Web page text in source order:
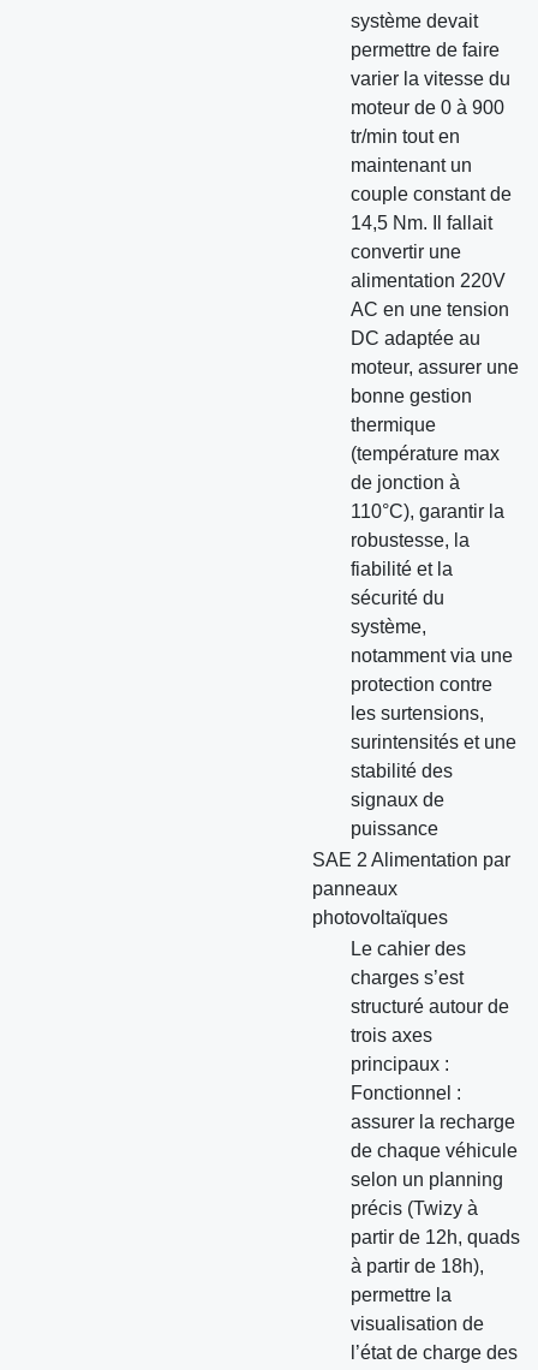
système devait
permettre de faire
varier la vitesse du
moteur de 0 à 900
tr/min tout en
maintenant un
couple constant de
14,5 Nm. Il fallait
convertir une
alimentation 220V
AC en une tension
DC adaptée au
moteur, assurer une
bonne gestion
thermique
(température max
de jonction à
110°C), garantir la
robustesse, la
fiabilité et la
sécurité du
système,
notamment via une
protection contre
les surtensions,
surintensités et une
stabilité des
signaux de
puissance
SAE 2 Alimentation par
panneaux
photovoltaïques
Le cahier des
charges s’est
structuré autour de
trois axes
principaux :
Fonctionnel :
assurer la recharge
de chaque véhicule
selon un planning
précis (Twizy à
partir de 12h, quads
à partir de 18h),
permettre la
visualisation de
l’état de charge des